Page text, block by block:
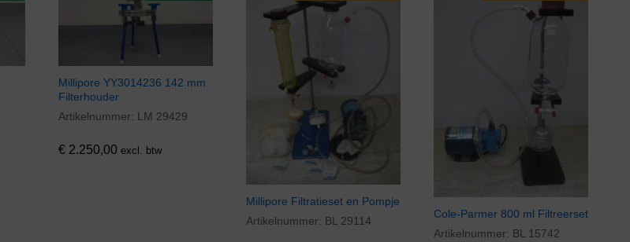
Millipore YY3014236 142 mm
Filterhouder
Artikelnummer: LM 29429
€2.250,00 excl. btw
€2.250,00
Millipore Filtratieset en Pompje
Artikelnummer: BL 29114
€379,00
Cole-Parmer 800 ml Filtreerset
Artikelnummer: BL 15742
€380,00